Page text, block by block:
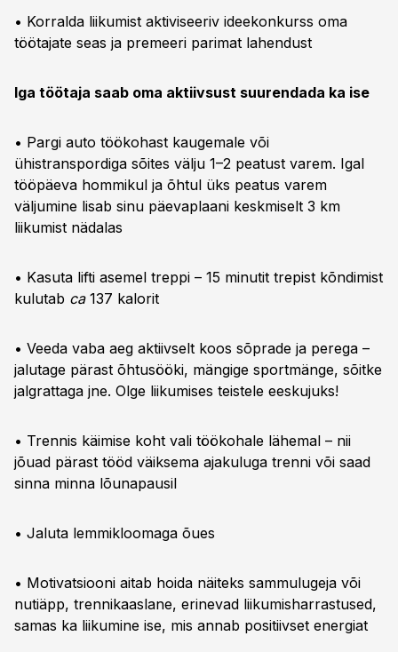
• Korralda liikumist aktiviseeriv ideekonkurss oma
töötajate seas ja premeeri parimat lahendust
Iga töötaja saab oma aktiivsust suurendada ka ise
• Pargi auto töökohast kaugemale või
ühistranspordiga sõites välju 1–2 peatust varem. Igal
tööpäeva hommikul ja õhtul üks peatus varem
väljumine lisab sinu päevaplaani keskmiselt 3 km
liikumist nädalas
• Kasuta lifti asemel treppi – 15 minutit trepist kõndimist
kulutab ca137 kalorit
• Veeda vaba aeg aktiivselt koos sõprade ja perega –
jalutage pärast õhtusööki, mängige sportmänge, sõitke
jalgrattaga jne. Olge liikumises teistele eeskujuks!
• Trennis käimise koht vali töökohale lähemal – nii
jõuad pärast tööd väiksema ajakuluga trenni või saad
sinna minna lõunapausil
• Jaluta lemmikloomaga õues
• Motivatsiooni aitab hoida näiteks sammulugeja või
nutiäpp, trennikaaslane, erinevad liikumisharrastused,
samas ka liikumine ise, mis annab positiivset energiat